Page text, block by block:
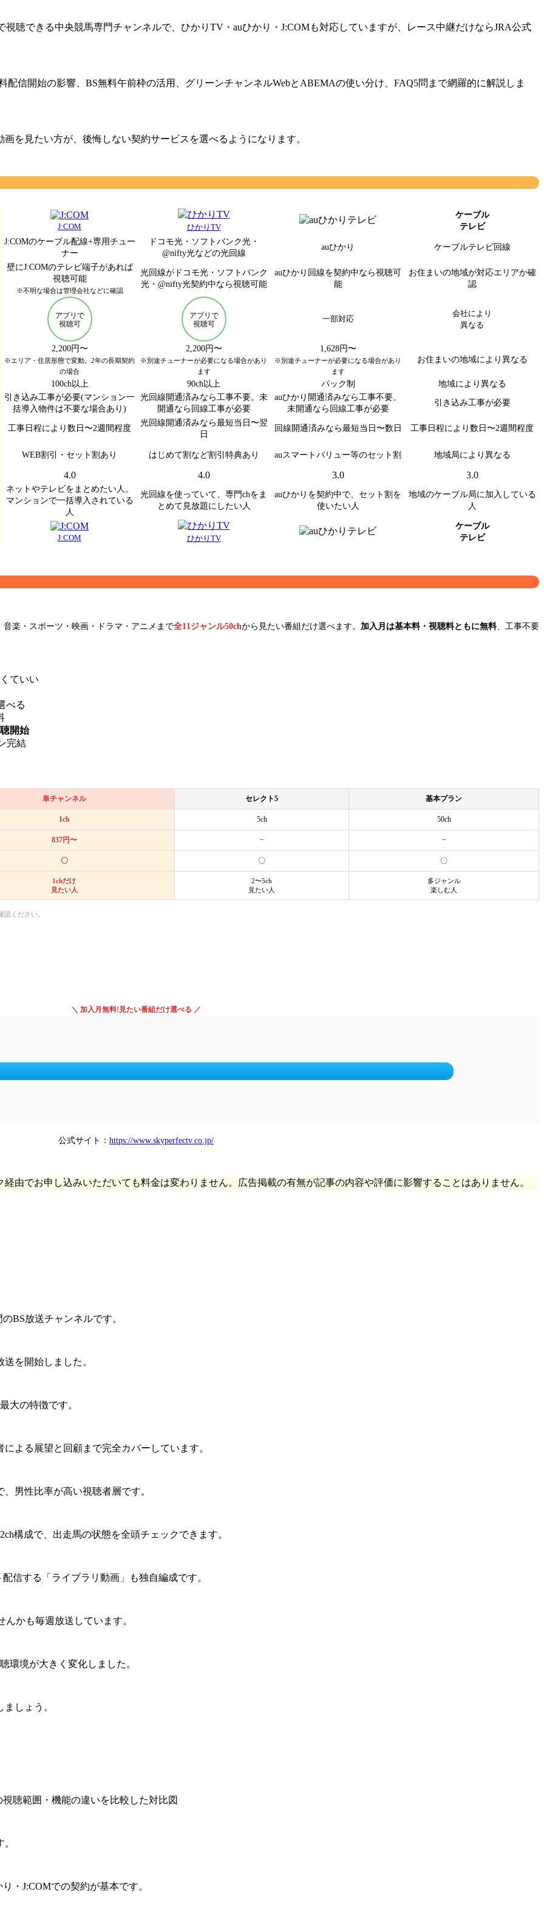
視聴できる中央競馬専門チャンネルで、ひかりTV・auひかり・J:COMも対応していますが、レース中継だけならJRA公式
配信開始の影響、BS無料午前枠の活用、グリーンチャンネルWebとABEMAの使い分け、FAQ5問まで網羅的に解説しま
を見たい方が、後悔しない契約サービスを選べるようになります。
J:COM ひかりTV
ケーブル
テレビ
J:COMのケーブル配線+専用チュー
ナー
ドコモ光・ソフトバンク光・
@nifty光などの光回線
auひかり ケーブルテレビ回線
壁にJ:COMのテレビ端子があれば
視聴可能
※不明な場合は管理会社などに確認
光回線がドコモ光・ソフトバンク
光・@nifty光契約中なら視聴可能
auひかり回線を契約中なら視聴可
能
お住まいの地域が対応エリアか確
認
アプリで
視聴可
アプリで
視聴可
一部対応
会社により
異なる
2,200円〜
※エリア・住居形態で変動。2年の長期契約
の場合
2,200円〜
※別途チューナーが必要になる場合があり
ます
1,628円〜
※別途チューナーが必要になる場合があり
ます
お住まいの地域により異なる
100ch以上 90ch以上 パック制
地域により異なる
引き込み工事が必要(マンション一
括導入物件は不要な場合あり)
光回線開通済みなら工事不要。未
開通なら回線工事が必要
auひかり開通済みなら工事不要。
未開通なら回線工事が必要
引き込み工事が必要
工事日程により数日〜2週間程度
光回線開通済みなら最短当日〜翌
日
回線開通済みなら最短当日〜数日 工事日程により数日〜2週間程度
WEB割引・セット割あり はじめて割など割引特典あり auスマートバリュー等のセット割 地域局により異なる
4.0 4.0 3.0 3.0
ネットやテレビをまとめたい人。
マンションで一括導入されている
人
光回線を使っていて、専門chをま
とめて見放題にしたい人
auひかりを契約中で、セット割を
使いたい人
地域のケーブル局に加入している
人
J:COM ひかりTV
ケーブル
テレビ
楽・スポーツ・映画・ドラマ・アニメまで全11ジャンル50chから見たい番組だけ選べます。 加入月は基本料・視聴料ともに無料、工事不要
ていい
べる
開始
完結
単チャンネル セレクト5 基本プラン
1ch 5ch 50ch
837円〜 − −
〇 〇 〇
1chだけ
見たい人
2〜5ch
見たい人
多ジャンル
楽しむ人
ください。
＼ 加入月無料!見たい番組だけ選べる ／
公式サイト： https://www.skyperfectv.co.jp/
由でお申し込みいただいても料金は変わりません。広告掲載の有無が記事の内容や評価に影響することはありません。
BS放送チャンネルです。
を開始しました。
大の特徴です。
よる展望と回顧まで完全カバーしています。
男性比率が高い視聴者層です。
構成で、出走馬の状態を全頭チェックできます。
信する「ライブラリ動画」も独自編成です。
んかも毎週放送しています。
環境が大きく変化しました。
しょう。
・J:COMでの契約が基本です。